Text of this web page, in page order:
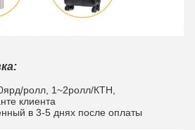
ролл, 1~2ролл/КТН,
клиента
в 3-5 днях после оплаты